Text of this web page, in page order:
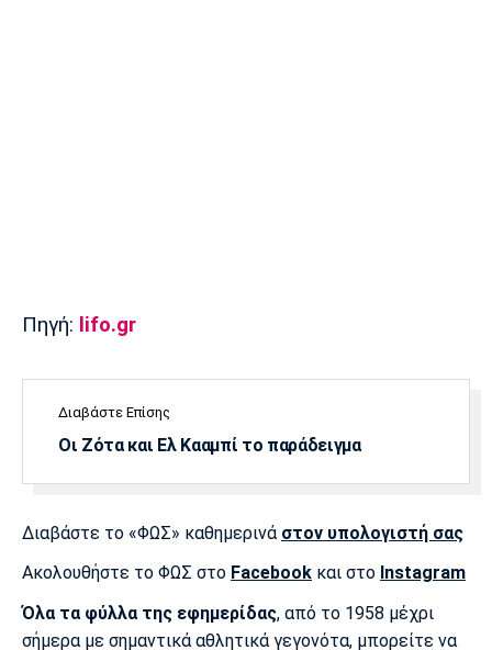
Πηγή: lifo.gr
Διαβάστε Επίσης
Οι Ζότα και Ελ Κααμπί το παράδειγμα
Διαβάστε το «ΦΩΣ» καθημερινά στον υπολογιστή σας
Ακολουθήστε το ΦΩΣ στο Facebook και στο Instagram
Όλα τα φύλλα της εφημερίδας, από το 1958 μέχρι
σήμερα με σημαντικά αθλητικά γεγονότα, μπορείτε να